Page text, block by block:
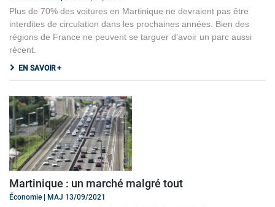
Plus de 70% des voitures en Martinique ne devraient pas être
interdites de circulation dans les prochaines années. Bien des
régions de France ne peuvent se targuer d’avoir un parc aussi
récent.
EN SAVOIR +
Martinique : un marché malgré tout
Économie | MAJ 13/09/2021